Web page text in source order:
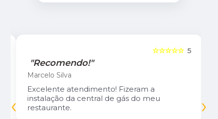
5
☆☆☆☆☆
"Recomendo!"
Marcelo Silva
Excelente atendimento! Fizeram a
instalação da central de gás do meu
restaurante.
‹ ›